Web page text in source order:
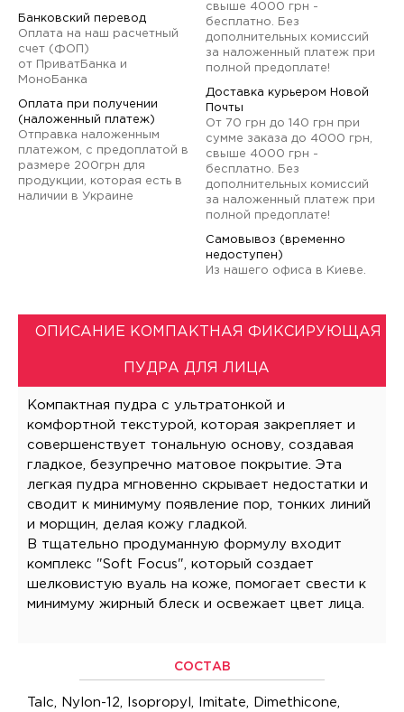
Банковский перевод
Оплата на наш расчетный
счет (ФОП)
от ПриватБанка и
МоноБанка
Оплата при получении
(наложенный платеж)
Отправка наложенным
платежом, с предоплатой в
размере 200грн для
продукции, которая есть в
наличии в Украине
свыше 4000 грн -
бесплатно. Без
дополнительных комиссий
за наложенный платеж при
полной предоплате!
Доставка курьером Новой
Почты
От 70 грн до 140 грн при
сумме заказа до 4000 грн,
свыше 4000 грн -
бесплатно. Без
дополнительных комиссий
за наложенный платеж при
полной предоплате!
Самовывоз (временно
недоступен)
Из нашего офиса в Киеве.
ОПИСАНИЕ КОМПАКТНАЯ ФИКСИРУЮЩАЯ
ПУДРА ДЛЯ ЛИЦА
Компактная пудра с ультратонкой и
комфортной текстурой, которая закрепляет и
совершенствует тональную основу, создавая
гладкое, безупречно матовое покрытие. Эта
легкая пудра мгновенно скрывает недостатки и
сводит к минимуму появление пор, тонких линий
и морщин, делая кожу гладкой.
В тщательно продуманную формулу входит
комплекс "Soft Focus", который создает
шелковистую вуаль на коже, помогает свести к
минимуму жирный блеск и освежает цвет лица.
СОСТАВ
Talc, Nylon-12, Isopropyl, Imitate, Dimethicone,